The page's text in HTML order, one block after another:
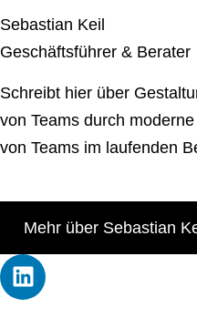
Sebastian Keil
Geschäftsführer & Berater
Schreibt hier über
von Teams durch
von Teams im laufenden
Mehr über Sebastian